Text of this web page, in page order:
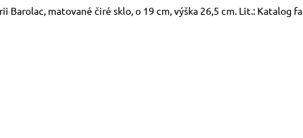
Barolac, matované čiré sklo, o 19 cm, výška 26,5 cm. Lit.: Katalog fa